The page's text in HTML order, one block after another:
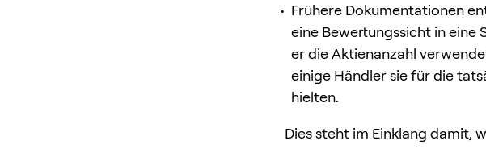
Frühere Dokumentationen
eine Bewertungssicht in
er die Aktienanzahl
einige Händler sie für die
hielten.
Dies steht im Einklang damit,